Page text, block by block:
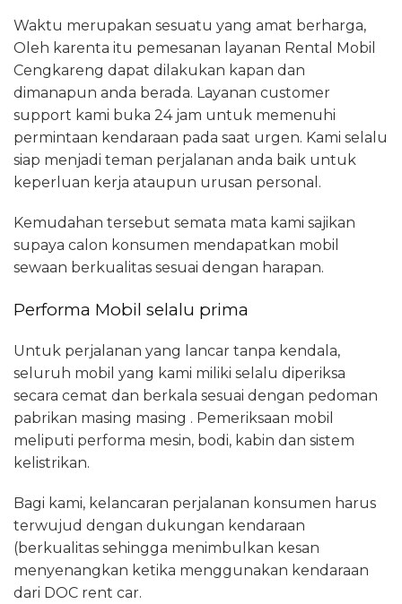
Waktu merupakan sesuatu yang amat berharga,
Oleh karenta itu pemesanan layanan Rental Mobil
Cengkareng dapat dilakukan kapan dan
dimanapun anda berada. Layanan customer
support kami buka 24 jam untuk memenuhi
permintaan kendaraan pada saat urgen. Kami selalu
siap menjadi teman perjalanan anda baik untuk
keperluan kerja ataupun urusan personal.
Kemudahan tersebut semata mata kami sajikan
supaya calon konsumen mendapatkan mobil
sewaan berkualitas sesuai dengan harapan.
Performa Mobil selalu prima
Untuk perjalanan yang lancar tanpa kendala,
seluruh mobil yang kami miliki selalu diperiksa
secara cemat dan berkala sesuai dengan pedoman
pabrikan masing masing . Pemeriksaan mobil
meliputi performa mesin, bodi, kabin dan sistem
kelistrikan.
Bagi kami, kelancaran perjalanan konsumen harus
terwujud dengan dukungan kendaraan
(berkualitas sehingga menimbulkan kesan
menyenangkan ketika menggunakan kendaraan
dari DOC rent car.